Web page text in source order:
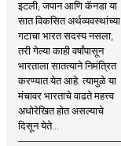
इटली, जपान आणि कॅनडा या
सात विकसित अर्थव्यवस्थांच्या
गटाचा भारत सदस्य नसला,
तरी गेल्या काही वर्षांपासून
भारताला सातत्याने निमंत्रित
करण्यात येत आहे. त्यामुळे या
मंचावर भारताचे वाढते महत्त्व
अधोरेखित होत असल्याचे
दिसून येते...